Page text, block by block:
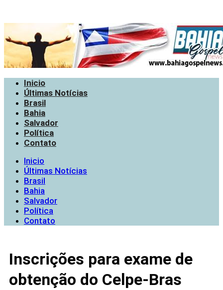
Inicio
Últimas Notícias
Brasil
Bahia
Salvador
Política
Contato
Inicio
Últimas Notícias
Brasil
Bahia
Salvador
Política
Contato
Inscrições para exame de
obtenção do Celpe-Bras